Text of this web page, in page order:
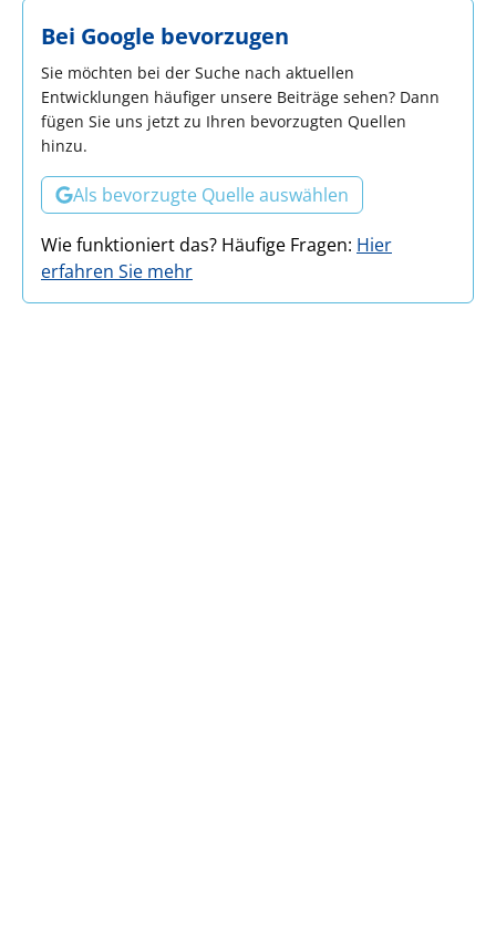
Bei Google bevorzugen
Sie möchten bei der Suche nach aktuellen
Entwicklungen häufiger unsere Beiträge sehen? Dann
fügen Sie uns jetzt zu Ihren bevorzugten Quellen
hinzu.
Als bevorzugte Quelle auswählen
Wie funktioniert das? Häufige Fragen: Hier
erfahren Sie mehr